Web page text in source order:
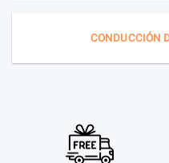
CONDUCCIÓN